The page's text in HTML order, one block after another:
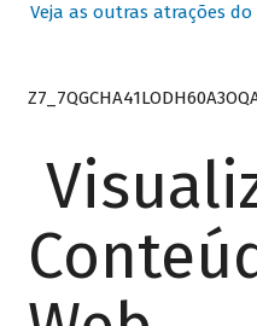
Veja as outras atrações